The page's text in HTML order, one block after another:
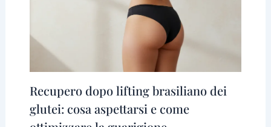
Recupero dopo lifting brasiliano dei
glutei: cosa aspettarsi e come